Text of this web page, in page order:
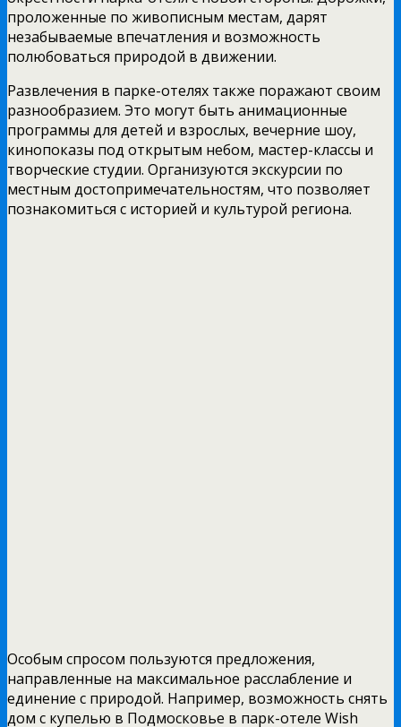
проложенные по живописным местам, дарят
незабываемые впечатления и возможность
полюбоваться природой в движении.
Развлечения в парке-отелях также поражают своим
разнообразием. Это могут быть анимационные
программы для детей и взрослых, вечерние шоу,
кинопоказы под открытым небом, мастер-классы и
творческие студии. Организуются экскурсии по
местным достопримечательностям, что позволяет
познакомиться с историей и культурой региона.
Особым спросом пользуются предложения,
направленные на максимальное расслабление и
единение с природой. Например, возможность снять
дом с купелью в Подмосковье в парк-отеле Wish